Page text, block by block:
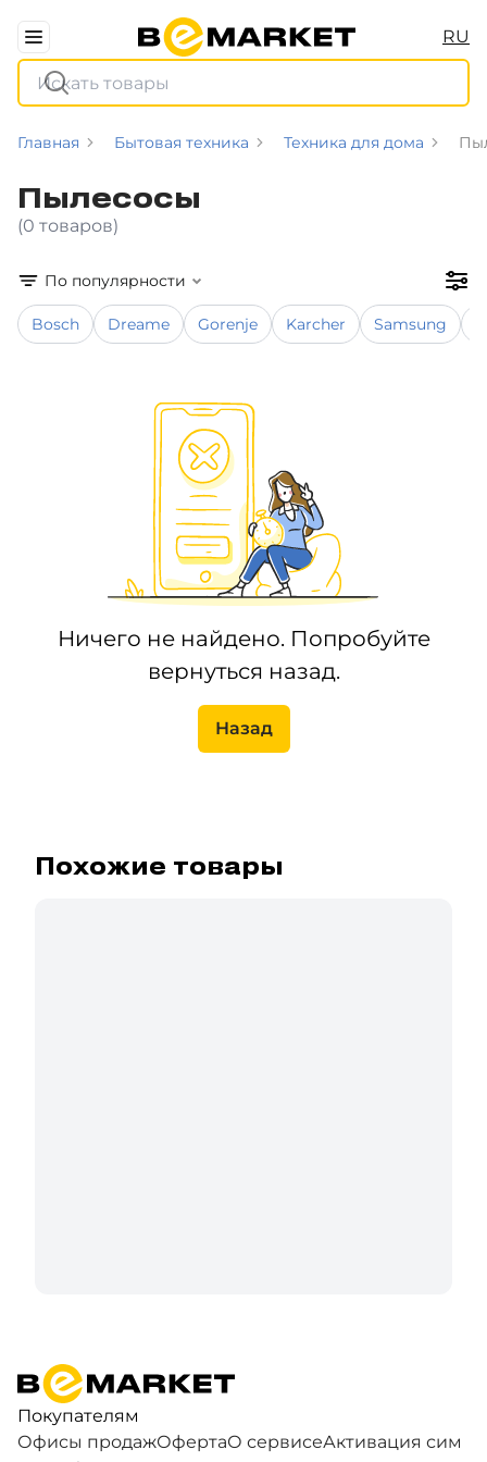
RU
Главная Бытовая техника Техника для дома
Пылесосы
(0 товаров)
По популярности
Bosch Dreame Gorenje Karcher Samsung
Ничего не найдено. Попробуйте
вернуться назад.
Назад
Похожие товары
Покупателям
Офисы продажОфертаО сервисеАктивация сим